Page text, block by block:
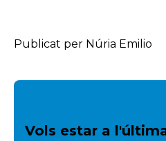
Publicat per Núria Emilio
Vols estar a